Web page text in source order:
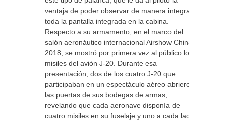
ventaja de poder observar de manera integral
toda la pantalla integrada en la cabina.
Respecto a su armamento, en el marco del
salón aeronáutico internacional Airshow China-
2018, se mostró por primera vez al público los
misiles del avión J-20. Durante esa
presentación, dos de los cuatro J-20 que
participaban en un espectáculo aéreo abrieron
las puertas de sus bodegas de armas,
revelando que cada aeronave disponía de
cuatro misiles en su fuselaje y uno a cada lado